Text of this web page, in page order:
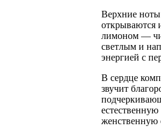
Верхние ноты
открываются
лимоном —
светлым и
энергией с
В сердце
звучит
естественную
женственную